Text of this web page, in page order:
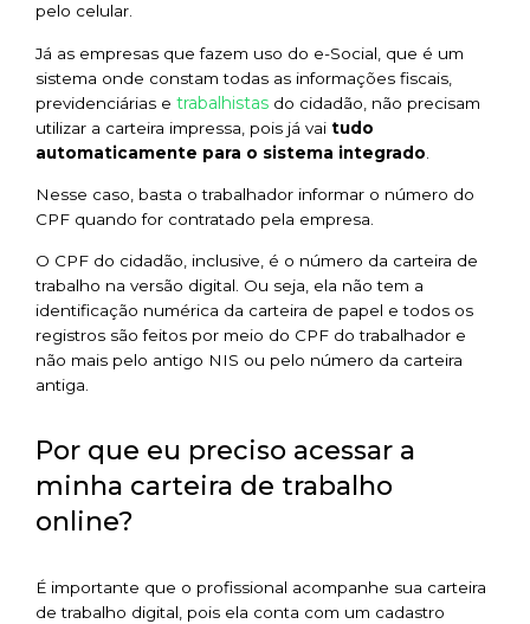
pelo celular.
Já as empresas que fazem uso do e-Social, que é um
sistema onde constam todas as informações fiscais,
previdenciárias e trabalhistas do cidadão, não precisam
utilizar a carteira impressa, pois já vai tudo
automaticamente para o sistema integrado
Nesse caso, basta o trabalhador informar o número do
CPF quando for contratado pela empresa.
O CPF do cidadão, inclusive, é o número da carteira de
trabalho na versão digital. Ou seja, ela não tem a
identificação numérica da carteira de papel e todos os
registros são feitos por meio do CPF do trabalhador e
não mais pelo antigo NIS ou pelo número da carteira
antiga.
Por que eu preciso acessar a
minha carteira de trabalho
online?
É importante que o profissional acompanhe sua carteira
de trabalho digital, pois ela conta com um cadastro